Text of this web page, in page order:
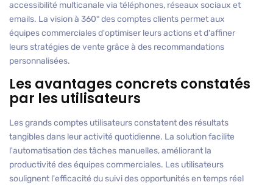
accessibilité multicanale via téléphones, réseaux sociaux et
emails. La vision à 360° des comptes clients permet aux
équipes commerciales d'optimiser leurs actions et d'affiner
leurs stratégies de vente grâce à des recommandations
personnalisées.
Les avantages concrets constatés
par les utilisateurs
Les grands comptes utilisateurs constatent des résultats
tangibles dans leur activité quotidienne. La solution facilite
l'automatisation des tâches manuelles, améliorant la
productivité des équipes commerciales. Les utilisateurs
soulignent l'efficacité du suivi des opportunités en temps réel